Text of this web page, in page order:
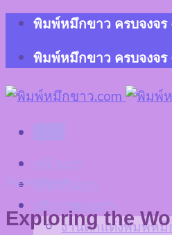
Skip
content
พิมพ์หมึกขาว ครบจงจ
พิมพ์หมึกขาว ครบจงจ
งานตกแต่งพิมพ์หมึ
Uncategorized
Exploring the